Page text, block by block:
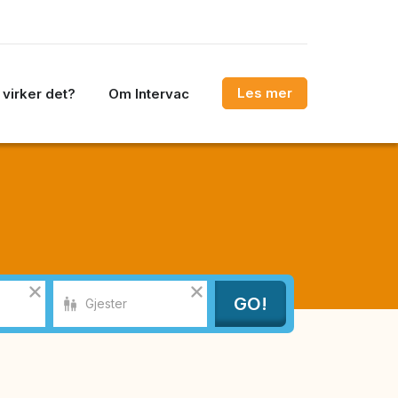
det? Om Intervac Les mer